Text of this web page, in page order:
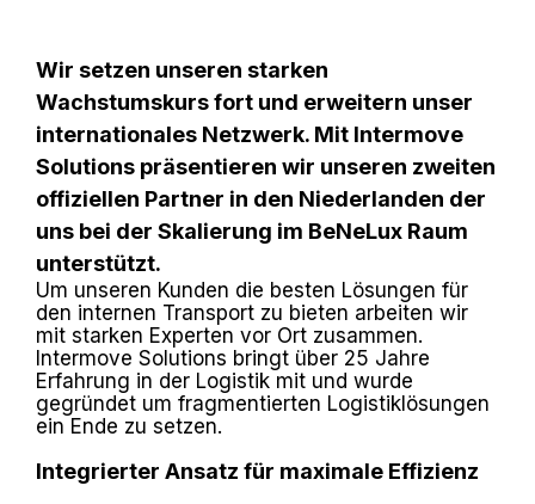
Wir setzen unseren starken
Wachstumskurs fort und erweitern unser
internationales Netzwerk. Mit Intermove
Solutions präsentieren wir unseren zweiten
offiziellen Partner in den Niederlanden der
uns bei der Skalierung im BeNeLux Raum
unterstützt.
Um unseren Kunden die besten Lösungen für
den internen Transport zu bieten arbeiten wir
mit starken Experten vor Ort zusammen.
Intermove Solutions bringt über 25 Jahre
Erfahrung in der Logistik mit und wurde
gegründet um fragmentierten Logistiklösungen
ein Ende zu setzen.
Integrierter Ansatz für maximale Effizienz